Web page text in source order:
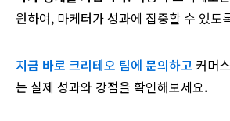
원하여, 마케터가 성과에 집중할 수 있도
지금 바로 크리테오 팀에 문의하고 커머
는 실제 성과와 강점을 확인해보세요.